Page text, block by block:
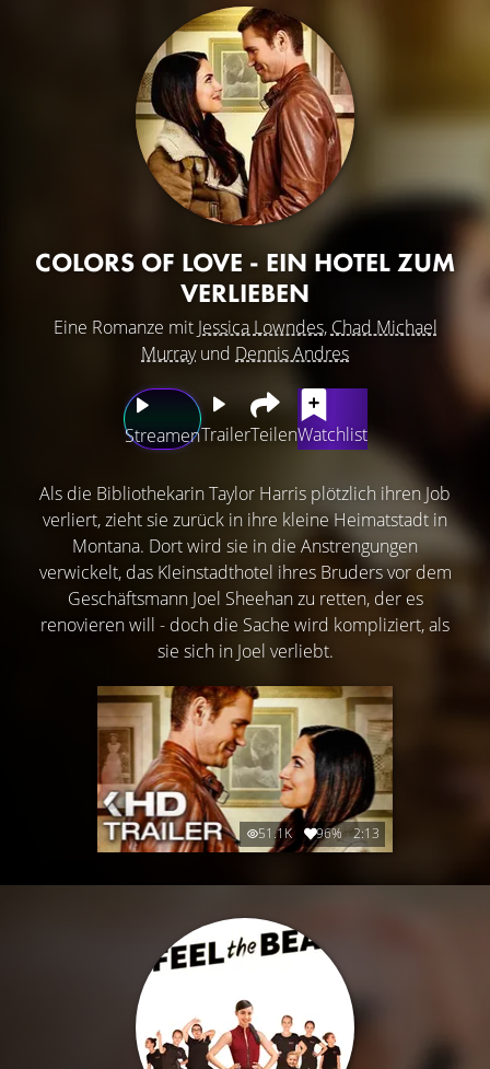
COLORS OF LOVE - EIN HOTEL ZUM
VERLIEBEN
Eine Romanze mit Jessica Lowndes, Chad Michael
Murrayund Dennis Andres
StreamenTrailerTeilenWatchlist
Als die Bibliothekarin Taylor Harris plötzlich ihren Job
verliert, zieht sie zurück in ihre kleine Heimatstadt in
Montana. Dort wird sie in die Anstrengungen
verwickelt, das Kleinstadthotel ihres Bruders vor dem
Geschäftsmann Joel Sheehan zu retten, der es
renovieren will - doch die Sache wird kompliziert, als
sie sich in Joel verliebt.
51.1K 96% 2:13